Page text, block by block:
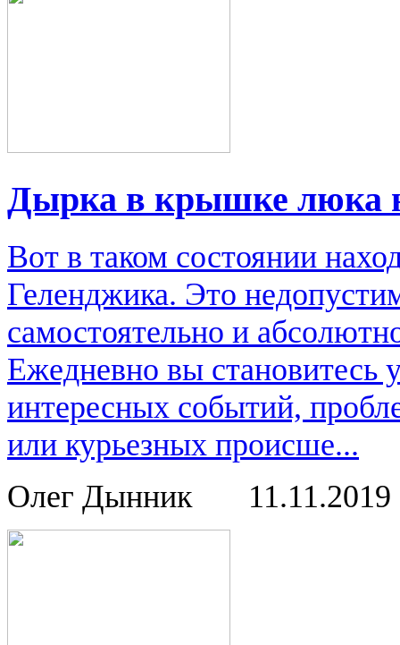
Дырка в крышке люка
Вот в таком состоянии
Геленджика. Это
самостоятельно и
Ежедневно вы становитесь
интересных событий,
или курьезных происше...
Олег Дынник
11.11.2019